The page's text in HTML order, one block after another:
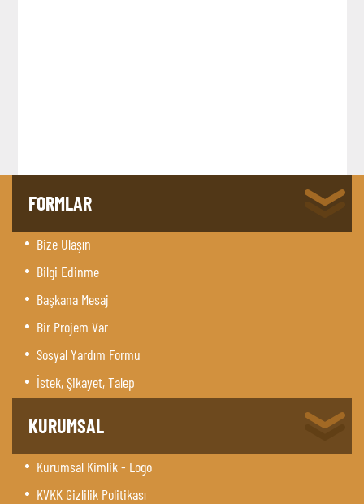
FORMLAR
Bize Ulaşın
Bilgi Edinme
Başkana Mesaj
Bir Projem Var
Sosyal Yardım Formu
İstek, Şikayet, Talep
KURUMSAL
Kurumsal Kimlik - Logo
KVKK Gizlilik Politikası